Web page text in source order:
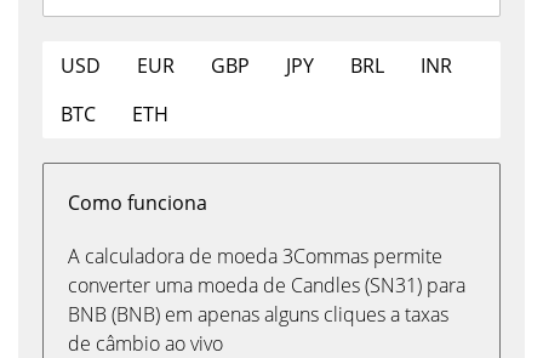
USD EUR GBP JPY BRL
INR
BTC
ETH
Como funciona
A calculadora de moeda 3Commas permite
converter uma moeda de Candles (SN31) para
BNB (BNB) em apenas alguns cliques a taxas
de câmbio ao vivo